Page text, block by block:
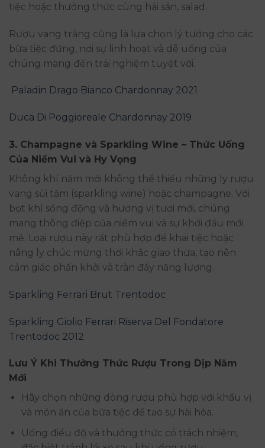
tiệc hoặc thưởng thức cùng hải sản, salad.
Rượu vang trắng cũng là lựa chọn lý tưởng cho các
bữa tiệc đứng, nơi sự linh hoạt và dễ uống của
chúng mang đến trải nghiệm tuyệt vời.
Paladin Drago Bianco Chardonnay 2021
Duca Di Poggioreale Chardonnay 2019
3. Champagne và Sparkling Wine – Thức Uống
Của Niềm Vui và Hy Vọng
Không khí năm mới không thể thiếu những ly rượu
vang sủi tăm (sparkling wine) hoặc champagne. Với
bọt khí sống động và hương vị tươi mới, chúng
mang thông điệp của niềm vui và sự khởi đầu mới
mẻ. Loại rượu này rất phù hợp để khai tiệc hoặc
nâng ly chúc mừng thời khắc giao thừa, tạo nên
cảm giác phấn khởi và tràn đầy năng lượng.
Sparkling Ferrari Brut Trentodoc
Sparkling Giolio Ferrari Riserva Del Fondatore
Trentodoc 2012
Lưu Ý Khi Thưởng Thức Rượu Trong Dịp Năm
Mới
Hãy chọn những dòng rượu phù hợp với khẩu vị
và món ăn của bữa tiệc để tạo sự hài hòa.
Uống điều độ và thưởng thức có trách nhiệm,